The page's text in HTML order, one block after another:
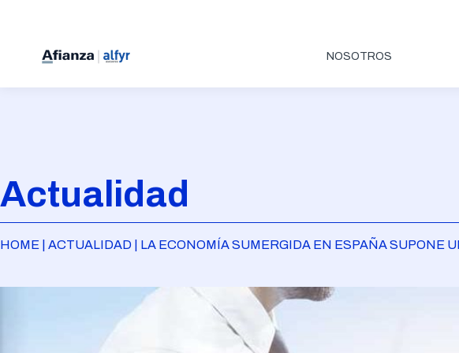
NOSOTROS
Actualidad
HOME | ACTUALIDAD | LA ECONOMÍA SUMERGIDA EN ESPAÑA SUPONE